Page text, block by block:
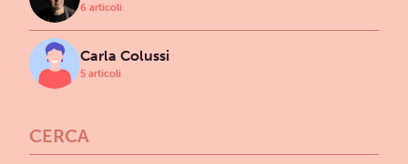
CERCA
6 articoli
Carla Colussi
5 articoli